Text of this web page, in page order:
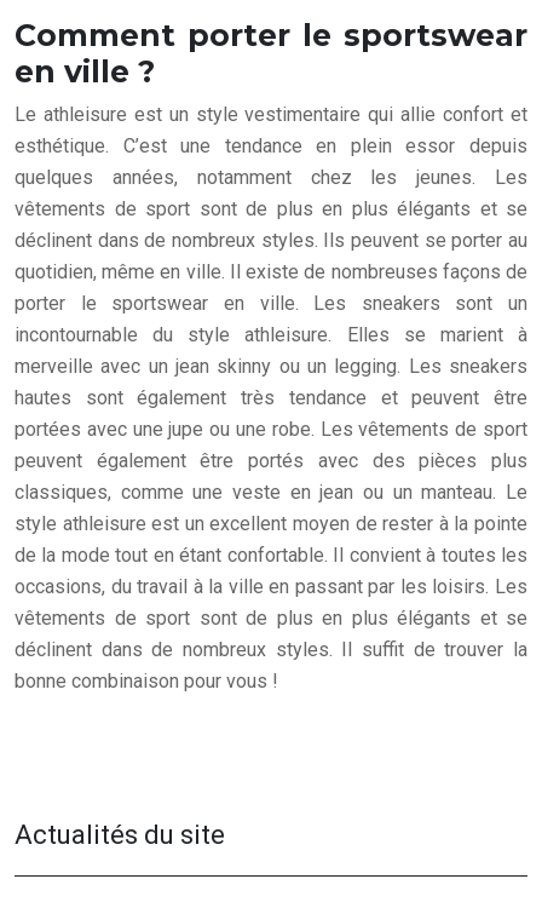
Comment porter le sportswear
en ville ?
Le athleisure est un style vestimentaire qui allie confort et
esthétique. C’est une tendance en plein essor depuis
quelques années, notamment chez les jeunes. Les
vêtements de sport sont de plus en plus élégants et se
déclinent dans de nombreux styles. Ils peuvent se porter au
quotidien, même en ville. Il existe de nombreuses façons de
porter le sportswear en ville. Les sneakers sont un
incontournable du style athleisure. Elles se marient à
merveille avec un jean skinny ou un legging. Les sneakers
hautes sont également très tendance et peuvent être
portées avec une jupe ou une robe. Les vêtements de sport
peuvent également être portés avec des pièces plus
classiques, comme une veste en jean ou un manteau. Le
style athleisure est un excellent moyen de rester à la pointe
de la mode tout en étant confortable. Il convient à toutes les
occasions, du travail à la ville en passant par les loisirs. Les
vêtements de sport sont de plus en plus élégants et se
déclinent dans de nombreux styles. Il suffit de trouver la
bonne combinaison pour vous !
Actualités du site